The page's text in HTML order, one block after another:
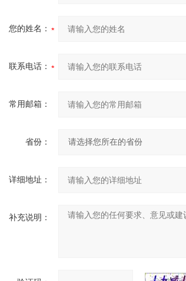
您的姓名：
联系电话：
常用邮箱：
省份：
详细地址：
补充说明：